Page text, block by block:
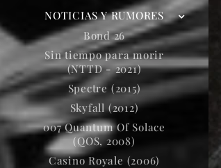
NOTICIAS Y RUMORES
Bond 26
Sin tiempo para morir
(NTTD - 2021)
Spectre (2015)
Skyfall (2012)
007 Quantum Of Solace
(QOS, 2008)
Casino Royale (2006)